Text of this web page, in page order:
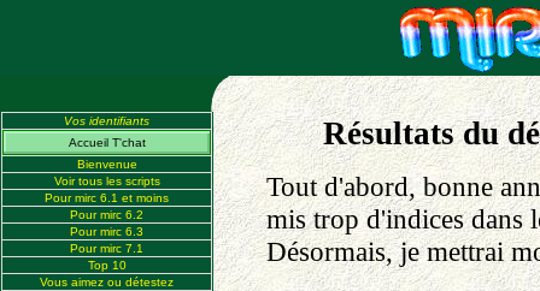
Vos identifiants
Accueil T'chat
Bienvenue
Voir tous les scripts
Pour mirc 6.1 et moins
Pour mirc 6.2
Pour mirc 6.3
Pour mirc 7.1
Top 10
Vous aimez ou détestez
Résultats du
Tout d'abord, bonne
mis trop d'indices dans
Désormais, je mettrai